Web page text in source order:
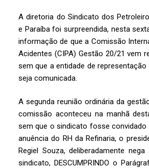
Li
n
k
s
A
p
p
e
A diretoria do Sindicato dos
e Paraíba foi surpreendida, nesta
informação de que a Comissão
Acidentes (CIPA) Gestão 20/21 vem
sem que a entidade de
seja comunicada.
A segunda reunião ordinária da
comissão aconteceu na manhã
sem que o sindicato fosse convidado
anuência do RH da Refinaria, o
Regiel Souza, deliberadamente
sindicato, DESCUMPRINDO o